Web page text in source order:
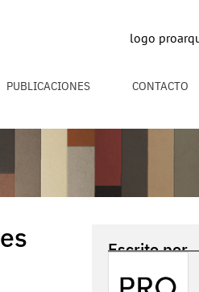
PUBLICACIONES CONTACTO
Escrito por